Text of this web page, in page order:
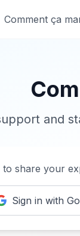
Comment ça
and
to share your
Sign in with